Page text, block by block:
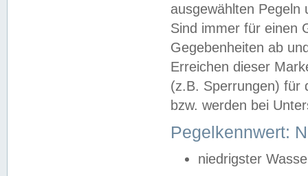
ausgewählten
Sind immer für einen
Gegebenheiten ab
Erreichen dieser
(z.B. Sperrungen) für
bzw. werden bei
Pegelkennwert:
niedrigster